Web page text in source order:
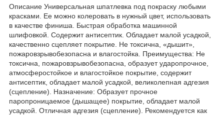
Описание Универсальная шпатлевка под покраску любыми
красками. Ее можно колеровать в нужный цвет, использовать
в качестве финиша. Быстрая обработка машинной
шлифовкой. Содержит антисептик. Обладает малой усадкой,
качественно сцепляет покрытие. Не токсична, «дышит»,
пожаровзрывобезопасна и влагостойка. Преимущества: Не
токсична, пожаровзрывобезопасна, образует ударопрочное,
атмосферостойкое и влагостойкое покрытие, содержит
антисептик, обладает малой усадкой, великолепная адгезия
(сцепление). Назначение: Образует прочное
паропроницаемое (дышащее) покрытие, обладает малой
усадкой. Отличная адгезия (сцепление). Рекомендуется как